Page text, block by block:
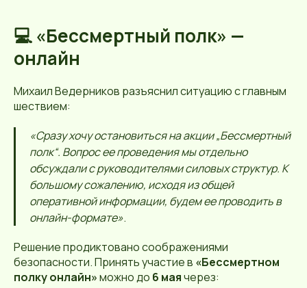
💻 «Бессмертный полк» —
онлайн
Михаил Ведерников разъяснил ситуацию с главным
шествием:
«Сразу хочу остановиться на акции „Бессмертный
полк“. Вопрос ее проведения мы отдельно
обсуждали с руководителями силовых структур. К
большому сожалению, исходя из общей
оперативной информации, будем ее проводить в
онлайн-формате».
Решение продиктовано соображениями
безопасности. Принять участие в «Бессмертном
полку онлайн»можно до 6 маячерез: